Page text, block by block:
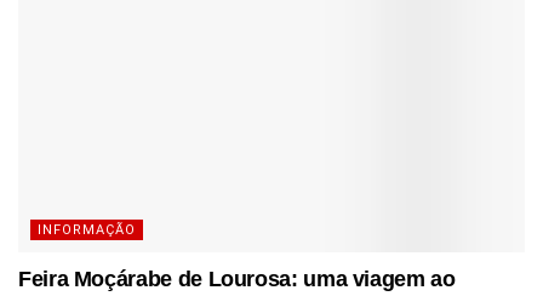
INFORMAÇÃO
Feira Moçárabe de Lourosa: uma viagem ao